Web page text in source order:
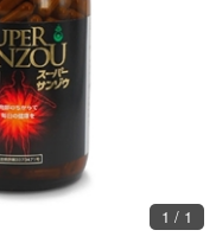
1 / 1